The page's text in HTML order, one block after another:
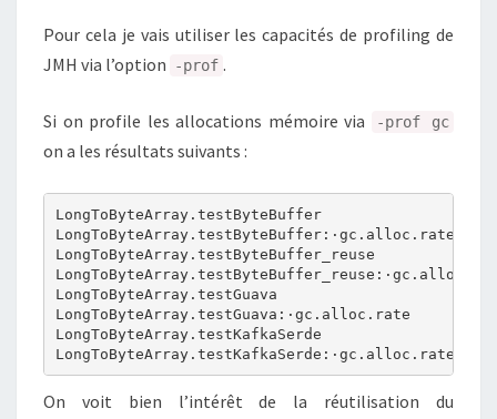
Pour cela je vais utiliser les capacités de profiling de
JMH via l’option
-prof .
Si on profile les allocations mémoire via -prof gc
on a les résultats suivants :
LongToByteArray.testByteBuffer
LongToByteArray.testByteBuffer:·gc.alloc.rate
LongToByteArray.testByteBuffer_reuse
LongToByteArray.testGuava
LongToByteArray.testGuava:·gc.alloc.rate
LongToByteArray.testKafkaSerde
On voit bien l’intérêt de la réutilisation du